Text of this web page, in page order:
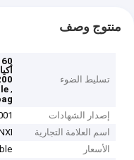
منتوج وصف
تسليط الضوء
200 جم / م 2 كيس سائب
,
إصدار الشهادات
اسم العلامة التجارية
الأسعار